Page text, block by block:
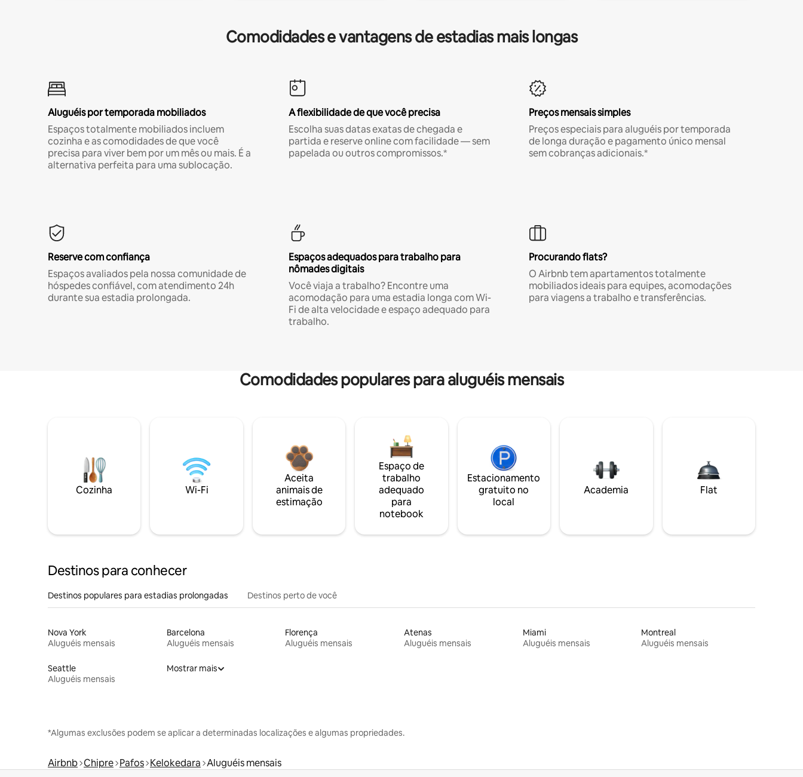
Comodidades e vantagens de estadias mais longas
Aluguéis por temporada mobiliados
Espaços totalmente mobiliados incluem
cozinha e as comodidades de que você
precisa para viver bem por um mês ou mais. É a
alternativa perfeita para uma sublocação.
A flexibilidade de que você precisa
Escolha suas datas exatas de chegada e
partida e reserve online com facilidade — sem
papelada ou outros compromissos.*
Preços mensais simples
Preços especiais para aluguéis por temporada
de longa duração e pagamento único mensal
sem cobranças adicionais.*
Reserve com confiança
Espaços avaliados pela nossa comunidade de
hóspedes confiável, com atendimento 24h
durante sua estadia prolongada.
Espaços adequados para trabalho para
nômades digitais
Você viaja a trabalho? Encontre uma
acomodação para uma estadia longa com Wi-
Fi de alta velocidade e espaço adequado para
trabalho.
Procurando flats?
O Airbnb tem apartamentos totalmente
mobiliados ideais para equipes, acomodações
para viagens a trabalho e transferências.
Comodidades populares para aluguéis mensais
Cozinha Wi-Fi
Aceita
animais de
estimação
Espaço de
trabalho
adequado
para
notebook
Estacionamento
gratuito no
local
Academia Flat
Destinos para conhecer
Destinos populares para estadias prolongadas Destinos perto de você
Nova York
Aluguéis mensais
Barcelona
Aluguéis mensais
Florença
Aluguéis mensais
Atenas
Aluguéis mensais
Miami
Aluguéis mensais
Montreal
Aluguéis mensais
Seattle
Aluguéis mensais
Mostrar mais
*Algumas exclusões podem se aplicar a determinadas localizações e algumas propriedades.
Airbnb Chipre Pafos Kelokedara Aluguéis mensais